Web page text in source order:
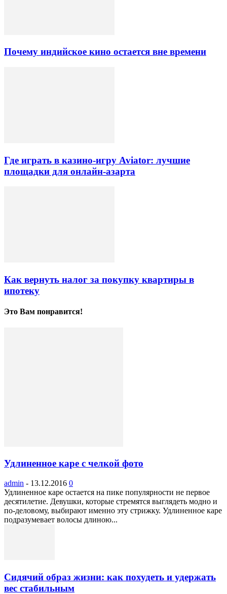
Почему индийское кино остается вне времени
Где играть в казино-игру Aviator: лучшие
площадки для онлайн-азарта
Как вернуть налог за покупку квартиры в
ипотеку
Это Вам понравится!
Удлиненное каре с челкой фото
admin - 13.12.2016 0
Удлиненное каре остается на пике популярности не первое
десятилетие. Девушки, которые стремятся выглядеть модно и
по-деловому, выбирают именно эту стрижку. Удлиненное каре
подразумевает волосы длиною...
Сидячий образ жизни: как похудеть и удержать
вес стабильным